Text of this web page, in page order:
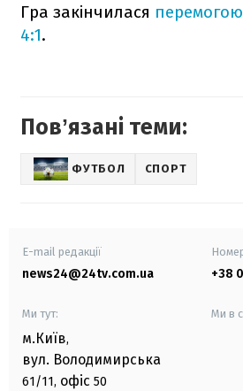
Гра закінчилася перемогою
4:1.
Повʼязані теми:
ФУТБОЛ СПОРТ
E-mail редакції
news24@24tv.com.ua +38
Ми тут:
м.Київ,
вул. Володимирська
61/11, офіс 50
Ми в